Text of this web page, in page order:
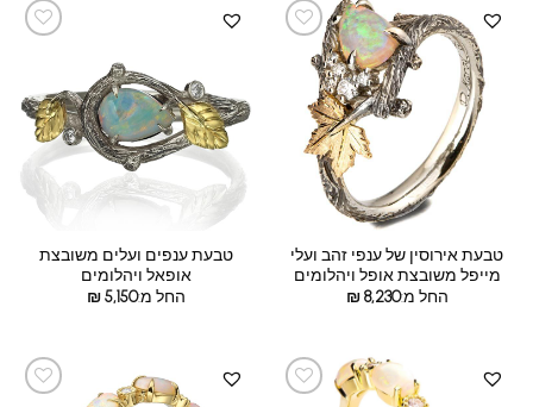
טבעת אירוסין של ענפי זהב ועלי
מייפל משובצת אופל ויהלומים
החל מ:
₪8,230
טבעת ענפים ועלים משובצת
אופאל ויהלומים
החל מ:
₪5,150